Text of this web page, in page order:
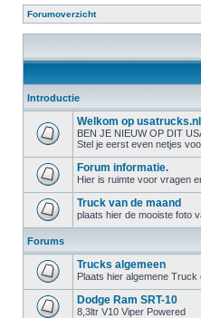
Forumoverzicht
Introductie
Welkom op usatrucks.nl
BEN JE NIEUW OP DIT
Stel je eerst even netjes
Forum informatie.
Hier is ruimte voor vragen
Truck van de maand
plaats hier de mooiste foto
Forums
Trucks algemeen
Plaats hier algemene Truck
Dodge Ram SRT-10
8,3ltr V10 Viper Powered